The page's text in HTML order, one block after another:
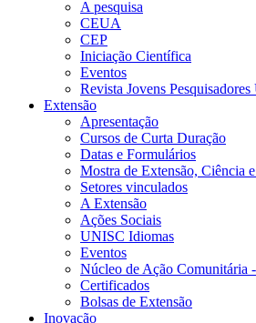
A pesquisa
CEUA
CEP
Iniciação Científica
Eventos
Revista Jovens Pesquisadores
Extensão
Apresentação
Cursos de Curta Duração
Datas e Formulários
Mostra de Extensão, Ciência
Setores vinculados
A Extensão
Ações Sociais
UNISC Idiomas
Eventos
Núcleo de Ação Comunitária
Certificados
Bolsas de Extensão
Inovação